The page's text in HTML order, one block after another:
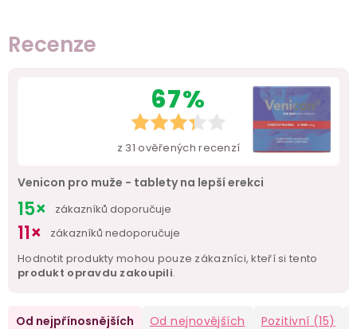
Recenze
67%
z 31 ověřených recenzí
Venicon pro muže - tablety na lepší erekci
15× zákazníků doporučuje
11×
zákazníků nedoporučuje
Hodnotit produkty mohou pouze zákazníci, kteří si tento
produkt opravdu zakoupili.
Od nejpřínosnějších Od nejnovějších Pozitivní (15)